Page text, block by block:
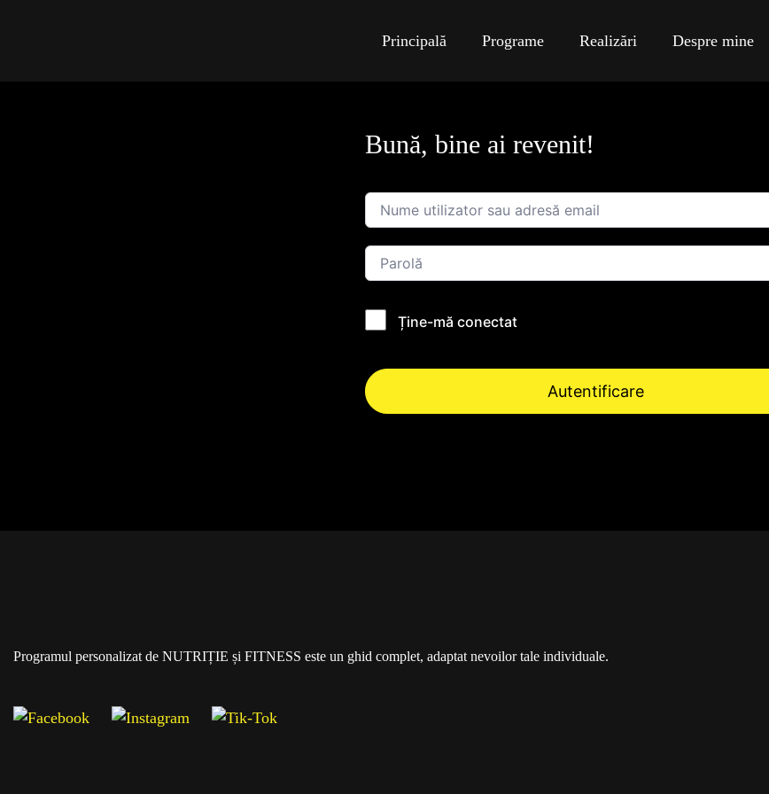
Principală Programe Realizări Despre mine
Bună, bine ai revenit!
Ține-mă conectat
Autentificare
Programul personalizat de NUTRIȚIE și FITNESS este un ghid complet, adaptat nevoilor tale individuale.